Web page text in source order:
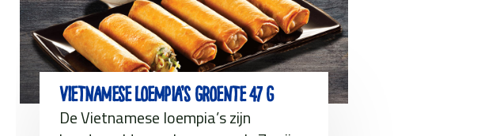
Vietnamese Loempia’s groente 47 g
De Vietnamese loempia’s zijn